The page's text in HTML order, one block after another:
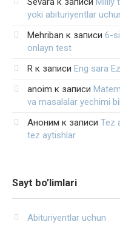
yoki abituriyentlar
Mehriban к записи 6-
onlayn test
R к записи Eng sara
anoim к записи
va masalalar yechimi
Аноним к записи Tez
tez aytishlar
Sayt bo’limlari
Abituriyentlar uchun